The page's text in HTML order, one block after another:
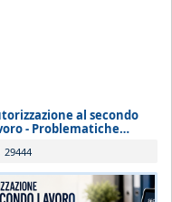
al secondo
- Problematiche…
29444